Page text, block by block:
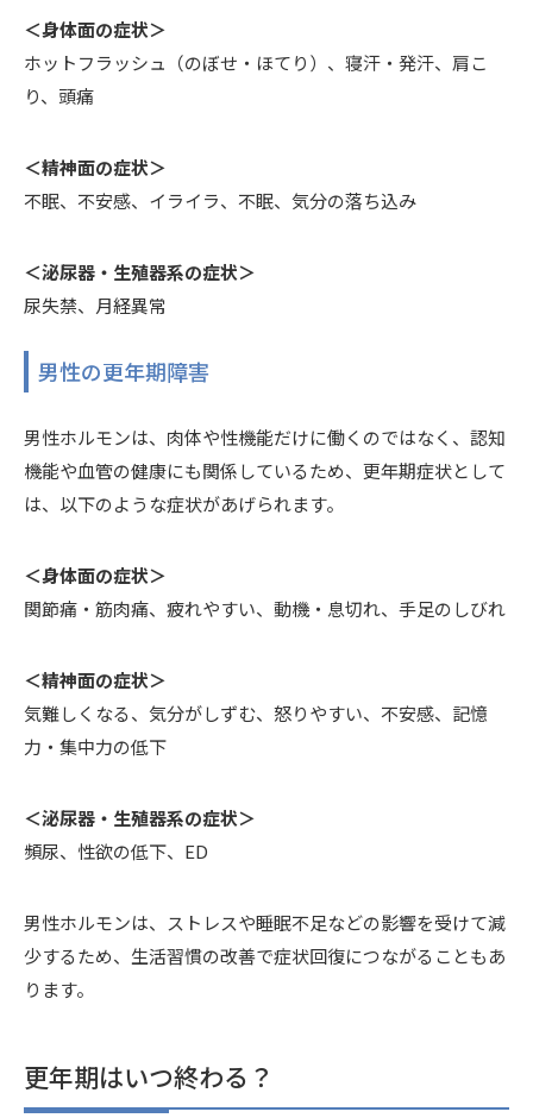
＜身体面の症状＞
ホットフラッシュ（のぼせ・ほてり）、寝汗・発汗、肩こ
り、頭痛
＜精神面の症状＞
不眠、不安感、イライラ、不眠、気分の落ち込み
＜泌尿器・生殖器系の症状＞
尿失禁、月経異常
男性の更年期障害
男性ホルモンは、肉体や性機能だけに働くのではなく、認知
機能や血管の健康にも関係しているため、更年期症状として
は、以下のような症状があげられます。
＜身体面の症状＞
関節痛・筋肉痛、疲れやすい、動機・息切れ、手足のしびれ
＜精神面の症状＞
気難しくなる、気分がしずむ、怒りやすい、不安感、記憶
力・集中力の低下
＜泌尿器・生殖器系の症状＞
頻尿、性欲の低下、ED
男性ホルモンは、ストレスや睡眠不足などの影響を受けて減
少するため、生活習慣の改善で症状回復につながることもあ
ります。
更年期はいつ終わる？